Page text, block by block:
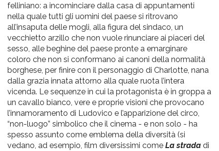
felliniano: a incominciare dalla casa di appuntamenti
nella quale tutti gli uomini del paese si ritrovano
all’insaputa delle mogli, alla figura del sindaco, un
vecchietto arzillo che non vuole rinunciare ai piaceri del
sesso, alle beghine del paese pronte a emarginare
coloro che non si conformano ai canoni della normalità
borghese, per finire con il personaggio di Charlotte, nana
dalla grazia innata attorno alla quale ruota l’intera
vicenda. Le sequenze in cui la protagonista è in groppa a
un cavallo bianco, vere e proprie visioni che provocano
l’innamoramento di Ludovico e l’apparizione del circo,
“non-luogo” simbolico che il cinema - e non solo - ha
spesso assunto come emblema della diversità (si
vedano, ad esempio, film diversissimi come La strada di